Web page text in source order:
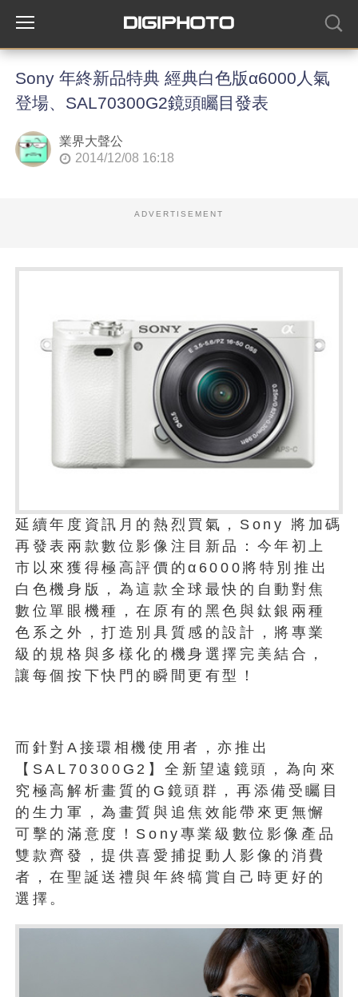
Sony 年終新品特典 經典白色版α6000人氣
登場、SAL70300G2鏡頭矚目發表
業界大聲公
2014/12/08 16:18
ADVERTISEMENT
延續年度資訊月的熱烈買氣，Sony 將加碼
再發表兩款數位影像注目新品：今年初上
市以來獲得極高評價的α6000將特別推出
白色機身版，為這款全球最快的自動對焦
數位單眼機種，在原有的黑色與鈦銀兩種
色系之外，打造別具質感的設計，將專業
級的規格與多樣化的機身選擇完美結合，
讓每個按下快門的瞬間更有型！
而針對A接環相機使用者，亦推出
【SAL70300G2】全新望遠鏡頭，為向來
究極高解析畫質的G鏡頭群，再添備受矚目
的生力軍，為畫質與追焦效能帶來更無懈
可擊的滿意度！Sony專業級數位影像產品
雙款齊發，提供喜愛捕捉動人影像的消費
者，在聖誕送禮與年終犒賞自己時更好的
選擇。